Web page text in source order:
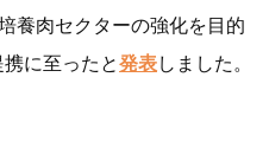
養肉セクターの強化を目的
携に至ったと発表しました。